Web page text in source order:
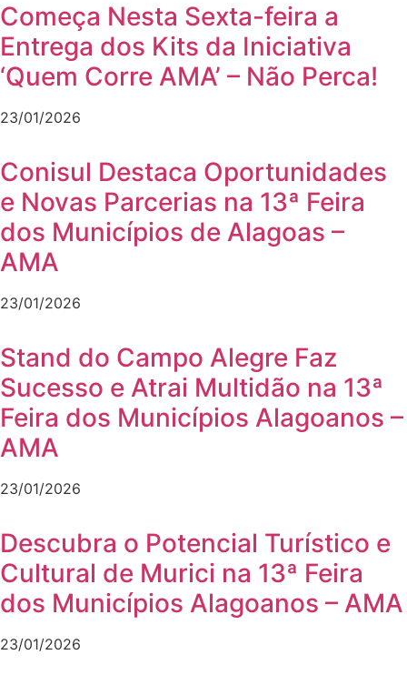
Começa Nesta Sexta-feira a
Entrega dos Kits da Iniciativa
‘Quem Corre AMA’ – Não Perca!
23/01/2026
Conisul Destaca Oportunidades
e Novas Parcerias na 13ª Feira
dos Municípios de Alagoas –
AMA
23/01/2026
Stand do Campo Alegre Faz
Sucesso e Atrai Multidão na 13ª
Feira dos Municípios Alagoanos –
AMA
23/01/2026
Descubra o Potencial Turístico e
Cultural de Murici na 13ª Feira
dos Municípios Alagoanos – AMA
23/01/2026